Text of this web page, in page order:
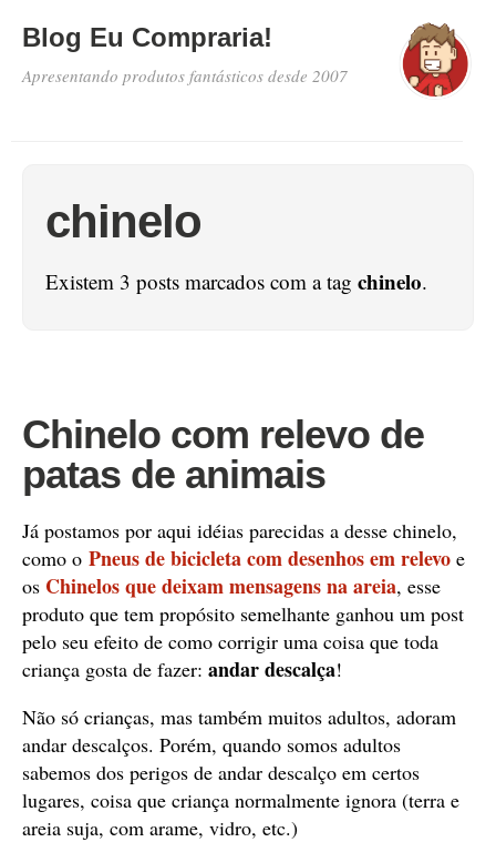
Blog Eu Compraria!
Apresentando produtos fantásticos desde 2007
chinelo
Existem 3 posts marcados com a tag chinelo.
Chinelo com relevo de
patas de animais
Já postamos por aqui idéias parecidas a desse chinelo,
como o Pneus de bicicleta com desenhos em relevo e
os Chinelos que deixam mensagens na areia, esse
produto que tem propósito semelhante ganhou um post
pelo seu efeito de como corrigir uma coisa que toda
criança gosta de fazer: andar descalça!
Não só crianças, mas também muitos adultos, adoram
andar descalços. Porém, quando somos adultos
sabemos dos perigos de andar descalço em certos
lugares, coisa que criança normalmente ignora (terra e
areia suja, com arame, vidro, etc.)